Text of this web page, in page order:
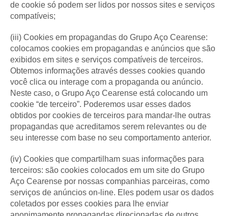
de cookie só podem ser lidos por nossos sites e serviços
compatíveis;
(iii) Cookies em propagandas do Grupo Aço Cearense:
colocamos cookies em propagandas e anúncios que são
exibidos em sites e serviços compatíveis de terceiros.
Obtemos informações através desses cookies quando
você clica ou interage com a propaganda ou anúncio.
Neste caso, o Grupo Aço Cearense está colocando um
cookie “de terceiro”. Poderemos usar esses dados
obtidos por cookies de terceiros para mandar-lhe outras
propagandas que acreditamos serem relevantes ou de
seu interesse com base no seu comportamento anterior.
(iv) Cookies que compartilham suas informações para
terceiros: são cookies colocados em um site do Grupo
Aço Cearense por nossas companhias parceiras, como
serviços de anúncios on-line. Eles podem usar os dados
coletados por esses cookies para lhe enviar